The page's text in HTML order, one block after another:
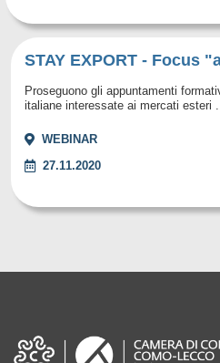
STAY EXPORT - Focus
Proseguono gli appuntamenti
italiane interessate ai mercati esteri
WEBINAR
27.11.2020